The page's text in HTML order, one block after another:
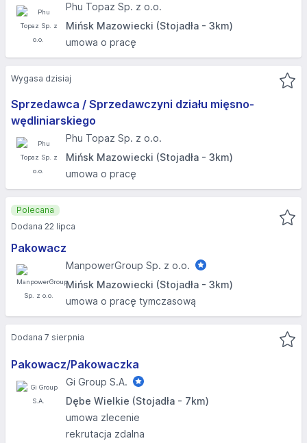
Phu Topaz Sp. z o.o.
Mińsk Mazowiecki (Stojadła - 3km)
umowa o pracę
Sprzedawca / Sprzedawczyni działu mięsno-
wędliniarskiego
Phu Topaz Sp. z o.o.
Mińsk Mazowiecki (Stojadła - 3km)
umowa o pracę
Wygasa dzisiaj
Pakowacz
ManpowerGroup Sp. z o.o.
Mińsk Mazowiecki (Stojadła - 3km)
umowa o pracę tymczasową
Polecana
Dodana 22 lipca
Pakowacz/Pakowaczka
Gi Group S.A.
Dębe Wielkie (Stojadła - 7km)
umowa zlecenie
rekrutacja zdalna
Dodana 7 sierpnia